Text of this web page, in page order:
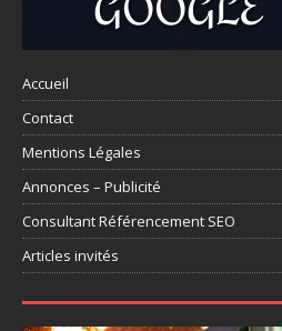
Accueil
Contact
Mentions Légales
Annonces – Publicité
Consultant Référencement SEO
Articles invités